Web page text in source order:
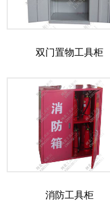
双门置物工具柜
消防工具柜